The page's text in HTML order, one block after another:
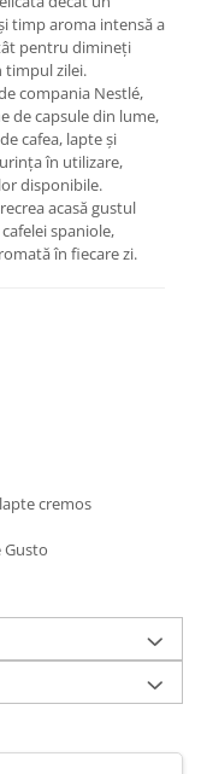
timp aroma intensă a
pentru dimineți
timpul zilei.
compania Nestlé,
de capsule din lume,
cafea, lapte și
în utilizare,
disponibile.
acasă gustul
spaniole,
în fiecare zi.
cremos
Gusto